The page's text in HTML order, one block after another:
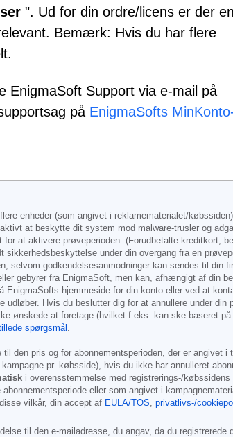
". Ud for din ordre/licens er der en
Bemærk: Hvis du har flere
EnigmaSoft Support via e-mail på
på EnigmaSofts
enheder (som angivet i reklamematerialet/
at beskytte dit system mod malware-trusler og
at aktivere prøveperioden. (Forudbetalte kreditkort,
under din overgang fra en
selvom godkendelsesanmodninger kan sendes til
gebyrer fra EnigmaSoft, men kan, afhængigt af din
hjemmeside for din konto eller ved at
Hvis du beslutter dig for at annullere under
ønskede at foretage (hvilket f.eks. kan ske baseret
spørgsmål .
den pris og for abonnementsperioden, der er angivet
pr. købsside), hvis du ikke har annulleret
i overensstemmelse med registrerings-/
eller som angivet i
vilkår, din accept af EULA/TOS, privatlivs-/
til den e-mailadresse, du angav, da du